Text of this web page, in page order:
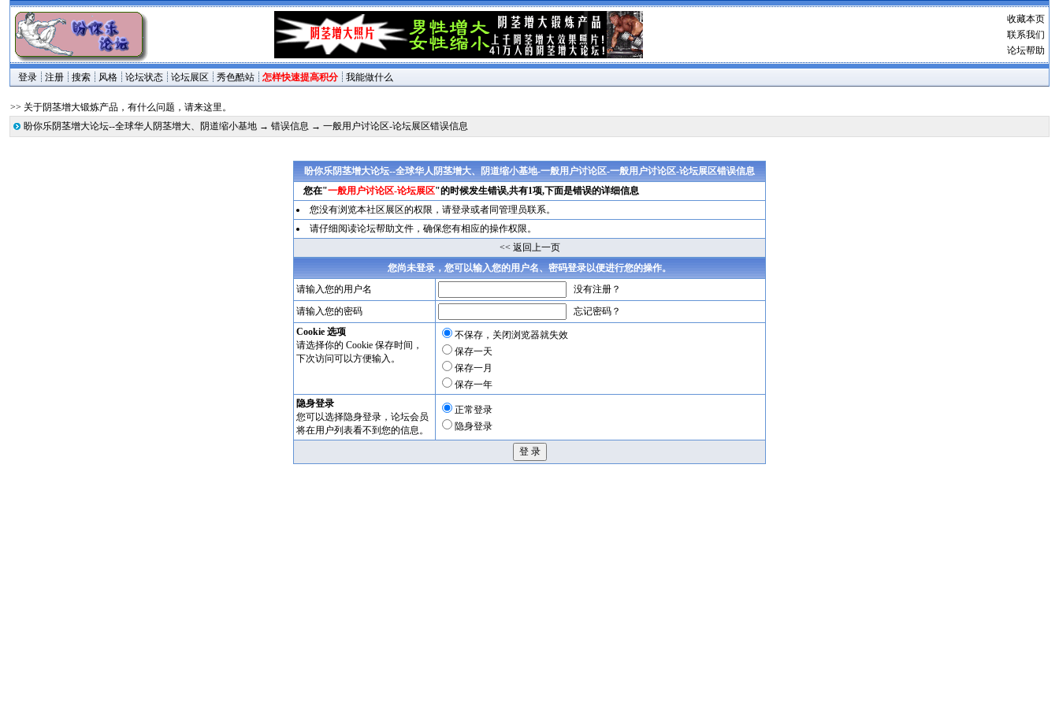
收藏本页
联系我们
论坛帮助
登录 注册 搜索 风格 论坛状态 论坛展区 秀色酷站 怎样快速提高积分 我能做什么
>> 关于阴茎增大锻炼产品，有什么问题，请来这里。
盼你乐阴茎增大论坛--全球华人阴茎增大、阴道缩小基地 →错误信息 → 一般用户讨论区-论坛展区错误信息
盼你乐阴茎增大论坛--全球华人阴茎增大、阴道缩小基地-一般用户讨论区-一般用户讨论区-论坛展区错误信息
您在"一般用户讨论区-论坛展区"的时候发生错误,共有1项,下面是错误的详细信息
您没有浏览本社区展区的权限，请登录或者同管理员联系。
请仔细阅读论坛帮助文件，确保您有相应的操作权限。
<< 返回上一页
您尚未登录，您可以输入您的用户名、密码登录以便进行您的操作。
请输入您的用户名
没有注册？
请输入您的密码
忘记密码？
Cookie 选项
请选择你的 Cookie 保存时间，
下次访问可以方便输入。
不保存，关闭浏览器就失效
保存一天
保存一月
保存一年
隐身登录
您可以选择隐身登录，论坛会员
将在用户列表看不到您的信息。
正常登录
隐身登录